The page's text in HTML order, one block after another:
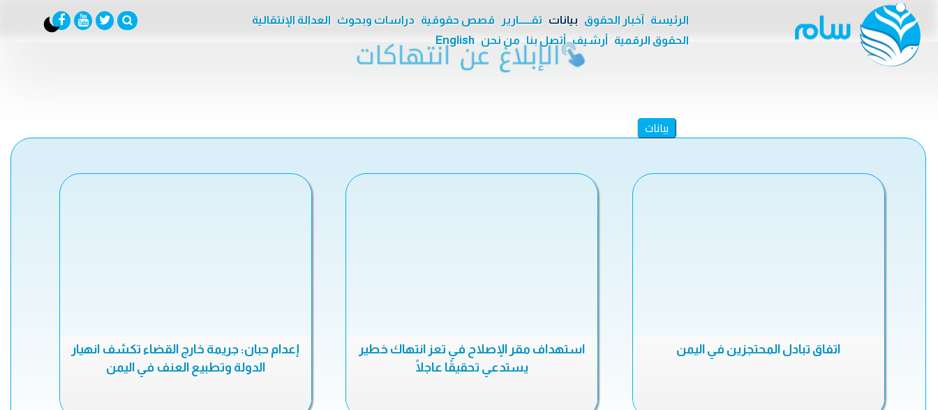
الرئيسة آخبار الحقوق بيانات تقــــــارير قصص حقوقية دراسات وبحوث
العدالة الإنتقالية
الحقوق الرقمية
أرشيف أتصل بنا من نحن English
بيانات
اتفاق تبادل المحتجزين في اليمن
استهداف مقر الإصلاح في تعز انتهاك خطير
يستدعي تحقيقًا عاجلًا
إعدام حبان: جريمة خارج القضاء تكشف انهيار
الدولة وتطبيع العنف في اليمن